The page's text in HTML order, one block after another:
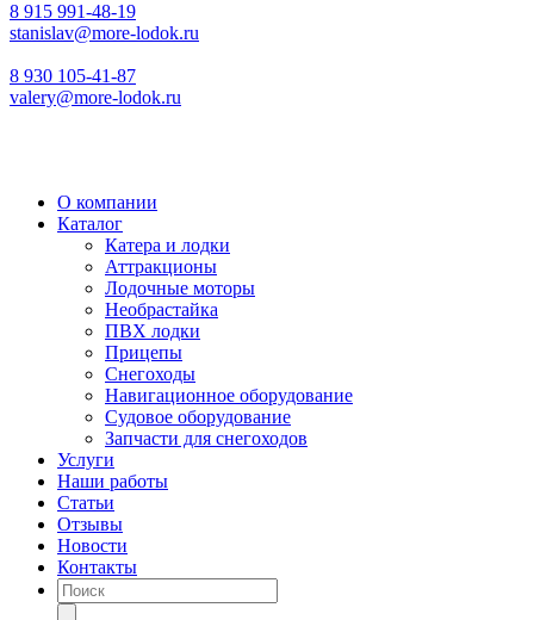
8 915 991-48-19
stanislav@more-lodok.ru
8 930 105-41-87
valery@more-lodok.ru
О компании
Каталог
Катера и лодки
Аттракционы
Лодочные моторы
Необрастайка
ПВХ лодки
Прицепы
Снегоходы
Навигационное оборудование
Судовое оборудование
Запчасти для снегоходов
Услуги
Наши работы
Статьи
Отзывы
Новости
Контакты
Поиск
товаров